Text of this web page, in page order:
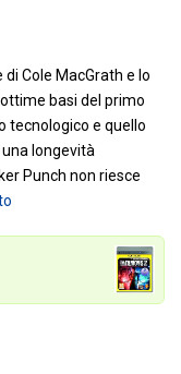
Cole MacGrath e lo
basi del primo
tecnologico e quello
longevità
Punch non riesce